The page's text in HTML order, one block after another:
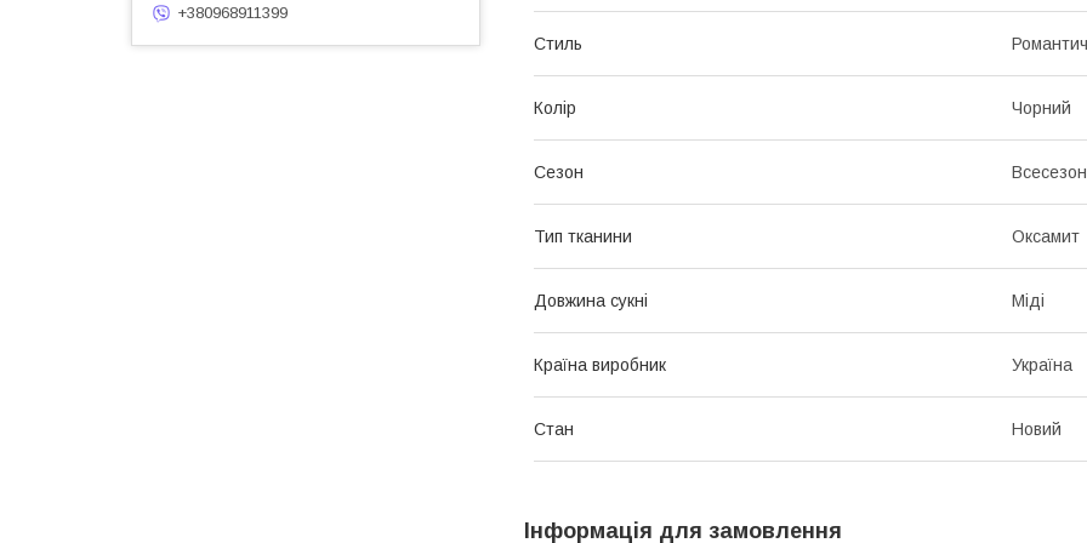
Стиль
Колір Чорний
Сезон
Тип тканини Оксамит
Довжина сукні Міді
Країна виробник Україна
Стан Новий
Інформація для замовлення
+380968911399